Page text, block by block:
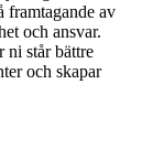
framtagande av
och ansvar.
ni står bättre
och skapar